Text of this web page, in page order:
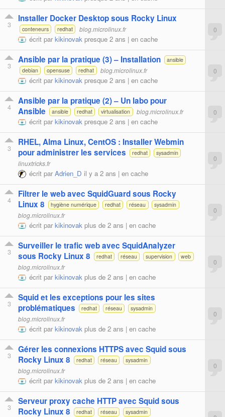
3
Installer Docker Desktop sous Rocky Linux
conteneurs redhat blog.microlinux.fr
écrit parkikinovak presque 2 ans | en cache
0
3
Ansible par la pratique (3) – Installation
ansible
debian
opensuse redhat blog.microlinux.fr
écrit parkikinovak presque 2 ans | en cache
0
4
Ansible par la pratique (2) – Un labo pour
Ansible
ansible redhat virtualisation blog.microlinux.fr
écrit parkikinovak presque 2 ans | en cache
0
3
RHEL, Alma Linux, CentOS : Installer Webmin
pour administrer les services
redhat sysadmin
linuxtricks.fr
écrit parAdrien_D il y a 2 ans | en cache
0
4
Filtrer le web avec SquidGuard sous Rocky
Linux 8
hygiène numérique redhat réseau sysadmin
blog.microlinux.fr
écrit parkikinovak plus de 2 ans | en cache
0
3
Surveiller le trafic web avec SquidAnalyzer
sous Rocky Linux 8
redhat réseau supervision web
blog.microlinux.fr
écrit parkikinovak plus de 2 ans | en cache
0
3
Squid et les exceptions pour les sites
problématiques
redhat réseau sysadmin
blog.microlinux.fr
écrit parkikinovak plus de 2 ans | en cache
0
3
Gérer les connexions HTTPS avec Squid sous
Rocky Linux 8
redhat réseau sysadmin
blog.microlinux.fr
écrit parkikinovak plus de 2 ans | en cache
0
3
Serveur proxy cache HTTP avec Squid sous
Rocky Linux 8
redhat réseau sysadmin